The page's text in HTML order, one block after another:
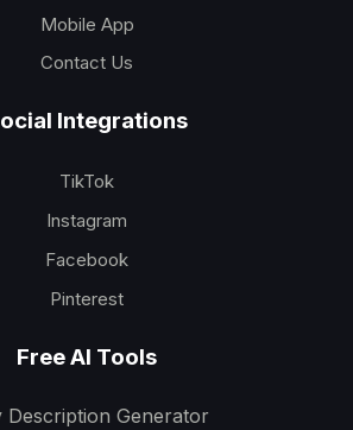
Mobile App
Contact Us
Integrations
TikTok
Instagram
Facebook
Pinterest
Free AI Tools
Description Generator